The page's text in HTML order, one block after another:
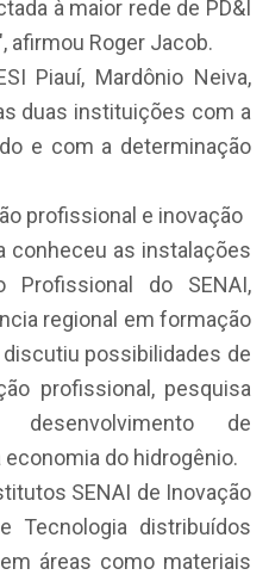
à maior rede de PD&I
afirmou Roger Jacob.
Piauí, Mardônio Neiva,
duas instituições com a
e com a determinação
profissional e inovação
conheceu as instalações
Profissional do SENAI,
regional em formação
possibilidades de
profissional, pesquisa
de
do hidrogênio.
SENAI de Inovação
Tecnologia distribuídos
áreas como materiais